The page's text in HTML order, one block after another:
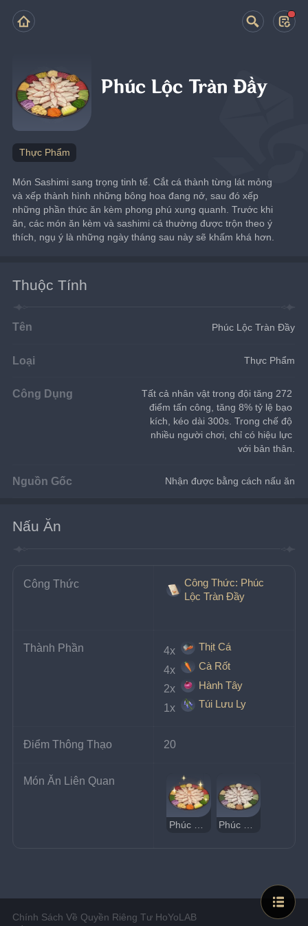
Phúc Lộc Tràn Đầy
Thực Phẩm
Món Sashimi sang trọng tinh tế. Cắt cá thành từng lát mỏng
và xếp thành hình những bông hoa đang nở, sau đó xếp
những phần thức ăn kèm phong phú xung quanh. Trước khi
ăn, các món ăn kèm và sashimi cá thường được trộn theo ý
thích, ngụ ý là những ngày tháng sau này sẽ khấm khá hơn.
Thuộc Tính
Tên Phúc Lộc Tràn Đầy
Loại Thực Phẩm
Công Dụng
Tất cả nhân vật trong đội tăng 272
điểm tấn công, tăng 8% tỷ lệ bạo
kích, kéo dài 300s. Trong chế độ
nhiều người chơi, chỉ có hiệu lực
với bản thân.
Nguồn Gốc Nhận được bằng cách nấu ăn
Nấu Ăn
Công Thức
Công Thức: Phúc
Lộc Tràn Đầy
Thành Phần 4x
Thịt Cá
4x
Cà Rốt
2x
Hành Tây
1x
Túi Lưu Ly
Điểm Thông Thạo 20
Món Ăn Liên Quan
Chính Sách Về Quyền Riêng Tư HoYoLAB